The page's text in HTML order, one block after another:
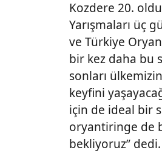
Kozdere 20.
Yarışmaları üç
ve Türkiye
bir kez daha bu
sonları
keyfini
için de ideal bir
oryantiringe de
bekliyoruz” dedi.